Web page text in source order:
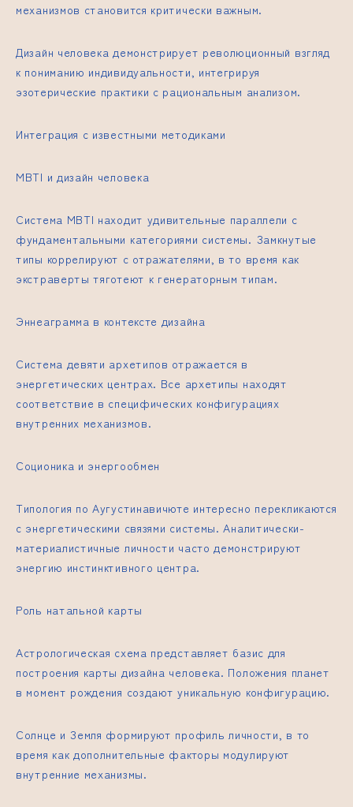
механизмов становится критически важным.
Дизайн человека демонстрирует революционный взгляд
к пониманию индивидуальности, интегрируя
эзотерические практики с рациональным анализом.
Интеграция с известными методиками
MBTI и дизайн человека
Система MBTI находит удивительные параллели с
фундаментальными категориями системы. Замкнутые
типы коррелируют с отражателями, в то время как
экстраверты тяготеют к генераторным типам.
Эннеаграмма в контексте дизайна
Система девяти архетипов отражается в
энергетических центрах. Все архетипы находят
соответствие в специфических конфигурациях
внутренних механизмов.
Соционика и энергообмен
Типология по Аугустинавичюте интересно перекликаются
с энергетическими связями системы. Аналитически-
материалистичные личности часто демонстрируют
энергию инстинктивного центра.
Роль натальной карты
Астрологическая схема представляет базис для
построения карты дизайна человека. Положения планет
в момент рождения создают уникальную конфигурацию.
Солнце и Земля формируют профиль личности, в то
время как дополнительные факторы модулируют
внутренние механизмы.